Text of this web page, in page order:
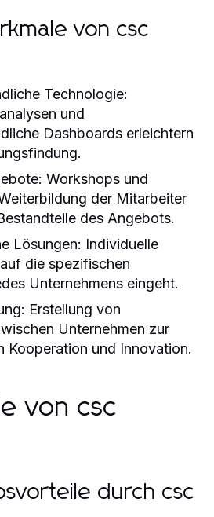
von csc
Technologie:
und
Dashboards erleichtern
Workshops und
der Mitarbeiter
des Angebots.
Lösungen: Individuelle
die spezifischen
Unternehmens eingeht.
Erstellung von
Unternehmen zur
Kooperation und Innovation.
von csc
durch csc